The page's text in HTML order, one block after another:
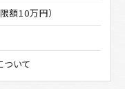
額10万円）
いて